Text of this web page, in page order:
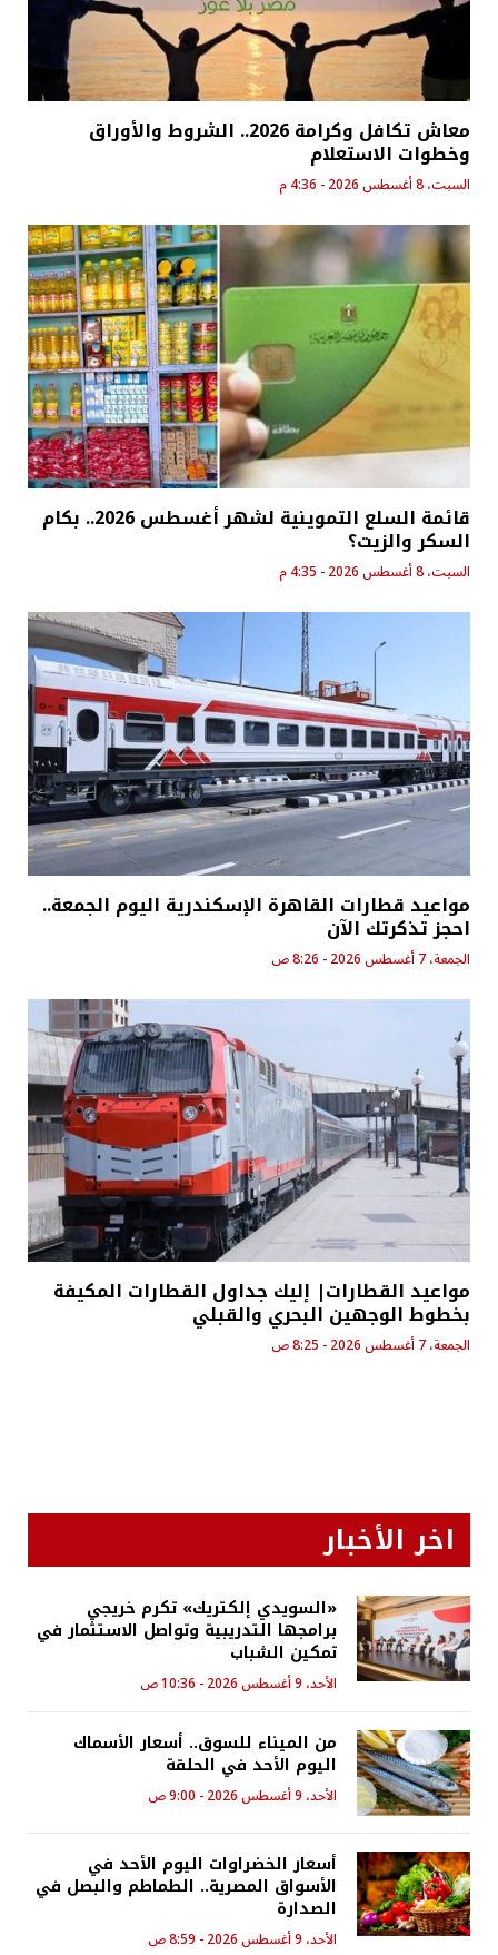
معاش تكافل وكرامة 2026.. الشروط والأوراق
وخطوات الاستعلام
السبت، 8 أغسطس 2026 - 4:36 م
قائمة السلع التموينية لشهر أغسطس 2026.. بكام
السكر والزيت؟
السبت، 8 أغسطس 2026 - 4:35 م
مواعيد قطارات القاهرة الإسكندرية اليوم الجمعة..
احجز تذكرتك الآن
الجمعة، 7 أغسطس 2026 - 8:26 ص
مواعيد القطارات| إليك جداول القطارات المكيفة
بخطوط الوجهين البحري والقبلي
الجمعة، 7 أغسطس 2026 - 8:25 ص
اخر الأخبار
«السويدي إلكتريك» تكرم خريجي
برامجها التدريبية وتواصل الاستثمار في
تمكين الشباب
الأحد، 9 أغسطس 2026 - 10:36 ص
من الميناء للسوق.. أسعار الأسماك
اليوم الأحد في الحلقة
الأحد، 9 أغسطس 2026 - 9:00 ص
أسعار الخضراوات اليوم الأحد في
الأسواق المصرية.. الطماطم والبصل في
الصدارة
الأحد، 9 أغسطس 2026 - 8:59 ص